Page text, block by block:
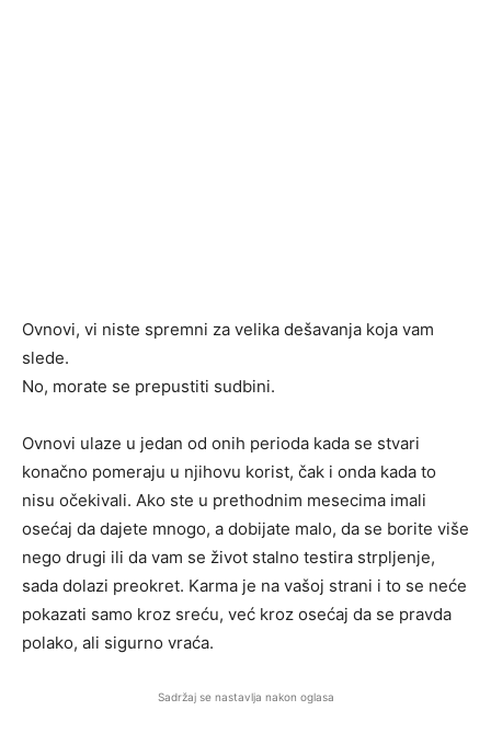
Ovnovi, vi niste spremni za velika dešavanja koja vam
slede.
No, morate se prepustiti sudbini.
Ovnovi ulaze u jedan od onih perioda kada se stvari
konačno pomeraju u njihovu korist, čak i onda kada to
nisu očekivali. Ako ste u prethodnim mesecima imali
osećaj da dajete mnogo, a dobijate malo, da se borite više
nego drugi ili da vam se život stalno testira strpljenje,
sada dolazi preokret. Karma je na vašoj strani i to se neće
pokazati samo kroz sreću, već kroz osećaj da se pravda
polako, ali sigurno vraća.
Sadržaj se nastavlja nakon oglasa